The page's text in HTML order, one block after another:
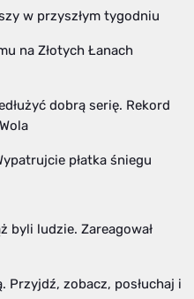
w przyszłym tygodniu
na Złotych Łanach
dobrą serię. Rekord
płatka śniegu
byli ludzie. Zareagował
Przyjdź, zobacz, posłuchaj i